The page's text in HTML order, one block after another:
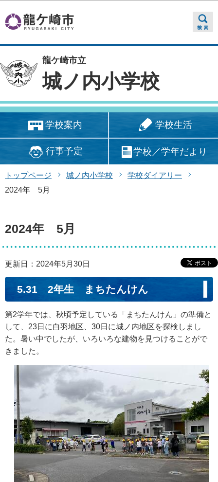
龍ケ崎市立
城ノ内小学校
学校案内 学校生活
行事予定 学校／学年だより
トップページ 城ノ内小学校
学校ダイアリー
2024年 5月
2024年 5月
更新日：2024年5月30日
5.31 2年生 まちたんけん
第2学年では、秋頃予定している「まちたんけん」の準備と
して、23日に白羽地区、30日に城ノ内地区を探検しまし
た。暑い中でしたが、いろいろな建物を見つけることがで
きました。